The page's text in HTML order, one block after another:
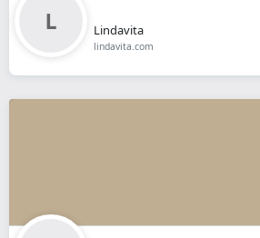
Lindavita
lindavita.com